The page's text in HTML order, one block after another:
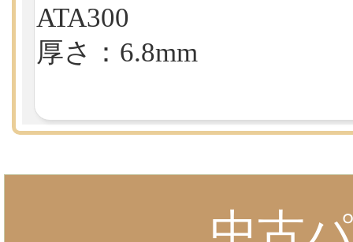
ATA300
厚さ：6.8mm